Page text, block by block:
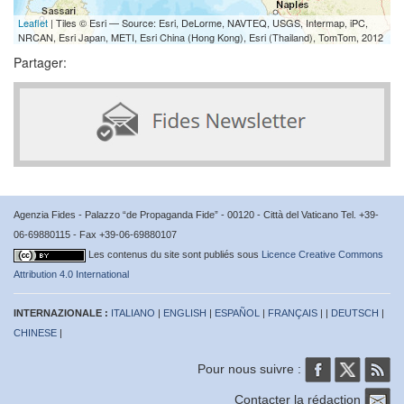
Leaflet | Tiles © Esri — Source: Esri, DeLorme, NAVTEQ, USGS, Intermap, iPC,
NRCAN, Esri Japan, METI, Esri China (Hong Kong), Esri (Thailand), TomTom, 2012
Partager:
Agenzia Fides - Palazzo “de Propaganda Fide” - 00120 - Città del Vaticano Tel. +39-
06-69880115 - Fax +39-06-69880107
Les contenus du site sont publiés sous Licence Creative Commons
Attribution 4.0 International
INTERNAZIONALE : ITALIANO | ENGLISH | ESPAÑOL | FRANÇAIS | | DEUTSCH |
CHINESE |
Pour nous suivre :
Contacter la rédaction